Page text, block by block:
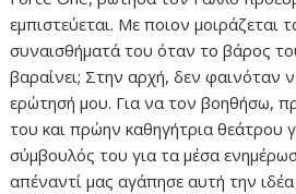
εμπιστεύεται. Με ποιον μοιράζεται
συναισθήματά του όταν το βάρος
βαραίνει; Στην αρχή, δεν φαινόταν
ερώτησή μου. Για να τον βοηθήσω,
του και πρώην καθηγήτρια θεάτρου
σύμβουλός του για τα μέσα
απέναντί μας αγάπησε αυτή την